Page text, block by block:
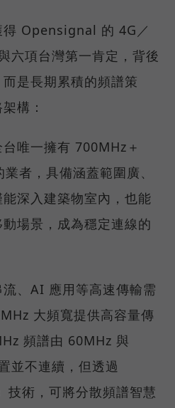
得 Opensignal 的 4G／
六項台灣第一肯定，背後
是長期累積的頻譜策
構：
唯一擁有 700MHz＋
者，具備涵蓋範圍廣、
深入建築物室內，也能
場景，成為穩定連線的
、AI 應用等高速傳輸需
大頻寬提供高容量傳
頻譜由 60MHz 與
並不連續，但透過
技術，可將分散頻譜智慧